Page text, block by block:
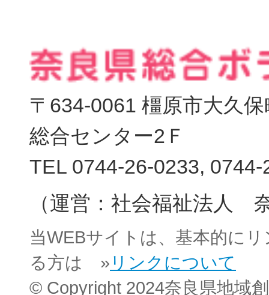
〒634-0061 橿原市大久
総合センター2Ｆ
TEL 0744-26-0233, 0744-
（運営：社会福祉法人
当WEBサイトは、基本的に
る方は » リンクについて
© Copyright 2024奈良県地域